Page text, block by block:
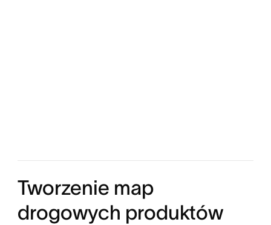
Tworzenie map
drogowych produktów